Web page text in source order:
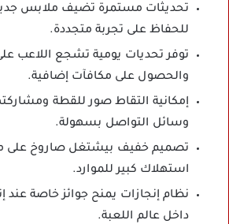
تحديثات مستمرة تضيف ملابس
للحفاظ على تجربة متجددة.
توفر تحديات يومية تشجع اللاعب
والحصول على مكافآت إضافية.
إمكانية التقاط صور للقطة
وسائل التواصل بسهولة.
تصميم خفيف بيشتغل صاروخ على
استهلاك كبير للموارد.
نظام إنجازات يمنح جوائز خاصة عند
داخل عالم اللعبة.